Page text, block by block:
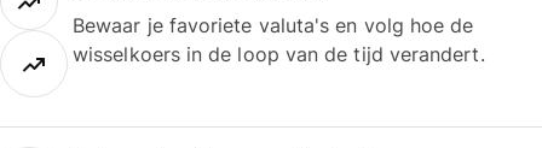
Bewaar je favoriete valuta's en volg hoe de
wisselkoers in de loop van de tijd verandert.